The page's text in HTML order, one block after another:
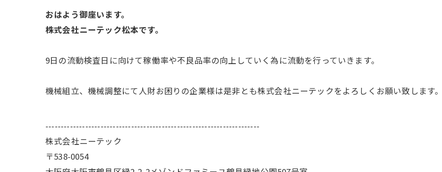
おはよう御座います。
株式会社ニーテック松本です。
9日の流動検査日に向けて稼働率や不良品率の向上していく為に流動を行っていきます。
機械組立、機械調整にて人財お困りの企業様は是非とも株式会社ニーテックをよろしくお願い致します。
----------------------------------------------------------------------
株式会社ニーテック
〒538-0054